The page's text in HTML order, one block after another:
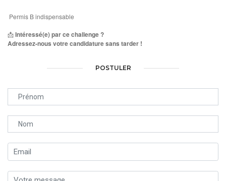
Permis B indispensable
📩Intéressé(e) par ce challenge ?
Adressez-nous votre candidature sans tarder !
POSTULER